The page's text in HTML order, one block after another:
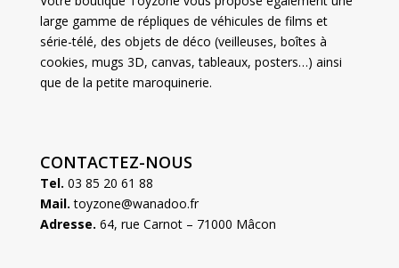
large gamme de répliques de véhicules de films et
série-télé, des objets de déco (veilleuses, boîtes à
cookies, mugs 3D, canvas, tableaux, posters…) ainsi
que de la petite maroquinerie.
CONTACTEZ-NOUS
Tel. 03 85 20 61 88
Mail. toyzone@wanadoo.fr
Adresse. 64, rue Carnot – 71000 Mâcon